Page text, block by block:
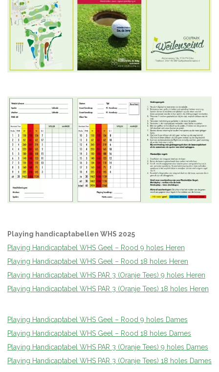
Playing handicaptabellen WHS 2025
Playing Handicaptabel WHS Geel – Rood 9 holes Heren
Playing Handicaptabel WHS Geel – Rood 18 holes Heren
Playing Handicaptabel WHS PAR 3 (Oranje Tees) 9 holes Heren
Playing Handicaptabel WHS PAR 3 (Oranje Tees) 18 holes Heren
Playing Handicaptabel WHS Geel – Rood 9 holes Dames
Playing Handicaptabel WHS Geel – Rood 18 holes Dames
Playing Handicaptabel WHS PAR 3 (Oranje Tees) 9 holes Dames
Playing Handicaptabel WHS PAR 3 (Oranje Tees) 18 holes Dames